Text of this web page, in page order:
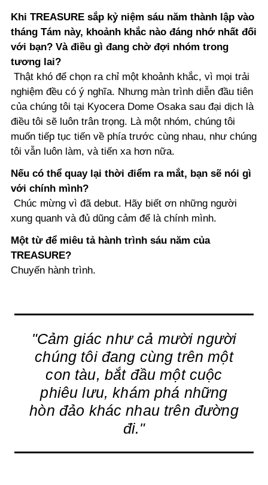
Khi TREASURE sắp kỷ niệm sáu năm thành lập vào
tháng Tám này, khoảnh khắc nào đáng nhớ nhất đối
với bạn? Và điều gì đang chờ đợi nhóm trong
tương lai?
Thật khó để chọn ra chỉ một khoảnh khắc, vì mọi trải
nghiệm đều có ý nghĩa. Nhưng màn trình diễn đầu tiên
của chúng tôi tại Kyocera Dome Osaka sau đại dịch là
điều tôi sẽ luôn trân trọng. Là một nhóm, chúng tôi
muốn tiếp tục tiến về phía trước cùng nhau, như chúng
tôi vẫn luôn làm, và tiến xa hơn nữa.
Nếu có thể quay lại thời điểm ra mắt, bạn sẽ nói gì
với chính mình?
Chúc mừng vì đã debut. Hãy biết ơn những người
xung quanh và đủ dũng cảm để là chính mình.
Một từ để miêu tả hành trình sáu năm của
TREASURE?
Chuyến hành trình.
"Cảm giác như cả mười người
chúng tôi đang cùng trên một
con tàu, bắt đầu một cuộc
phiêu lưu, khám phá những
hòn đảo khác nhau trên đường
đi."